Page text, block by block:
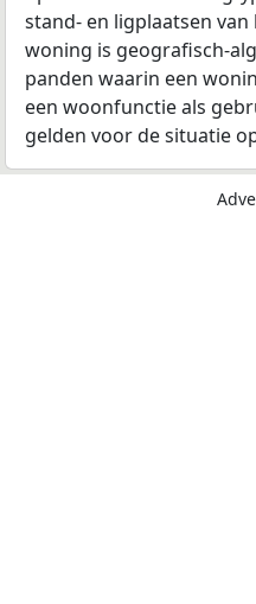
stand- en ligplaatsen
woning is geografisch-
panden waarin een
een woonfunctie als
gelden voor de situatie